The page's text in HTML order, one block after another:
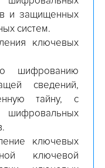
и защищенных
систем.
ключевых
шифрованию
сведений,
тайну, с
ключевых
ключевой